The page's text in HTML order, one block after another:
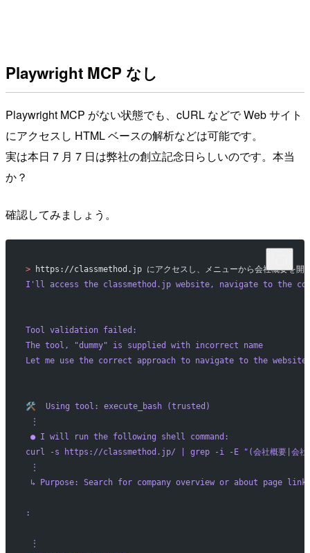
Playwright MCP なし
Playwright MCP がない状態でも、cURL などで Web サイト
にアクセスし HTML ベースの解析などは可能です。
実は本日 7 月 7 日は弊社の創立記念日らしいのです。本当
か？
確認してみましょう。
> https://classmethod.jp にアクセスし、メニューから会社概要を開い
I 'll access the classmethod.jp website, navigate to the
Tool validation failed:
The tool, "dummy" is supplied with incorrect name
Let me use the correct approach to navigate to the
🛠️  Using tool: execute_bash (trusted)
⋮
● I will run the following shell command:
curl -s https://classmethod.jp/ | grep -i -E "(会社概要|会社
⋮
↳ Purpose: Search for company overview or about page
:
⋮